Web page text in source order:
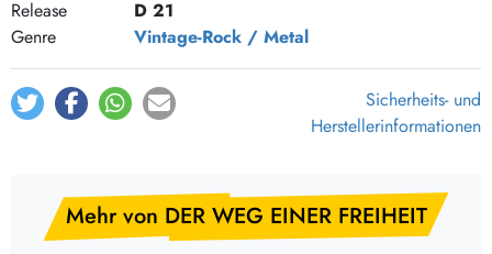
Release
D 21
Genre
Vintage-Rock / Metal
Sicherheits- und
Herstellerinformationen
Mehr von DER WEG EINER FREIHEIT